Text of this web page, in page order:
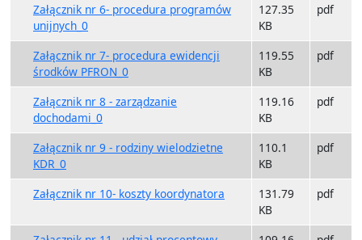
Załącznik nr 6- procedura programów
unijnych_0
127.35
KB
pdf
Załącznik nr 7- procedura ewidencji
środków PFRON_0
119.55
KB
pdf
Załącznik nr 8 - zarządzanie
dochodami_0
119.16
KB
pdf
Załącznik nr 9 - rodziny wielodzietne
KDR_0
110.1
KB
pdf
Załącznik nr 10- koszty koordynatora
131.79
KB
pdf